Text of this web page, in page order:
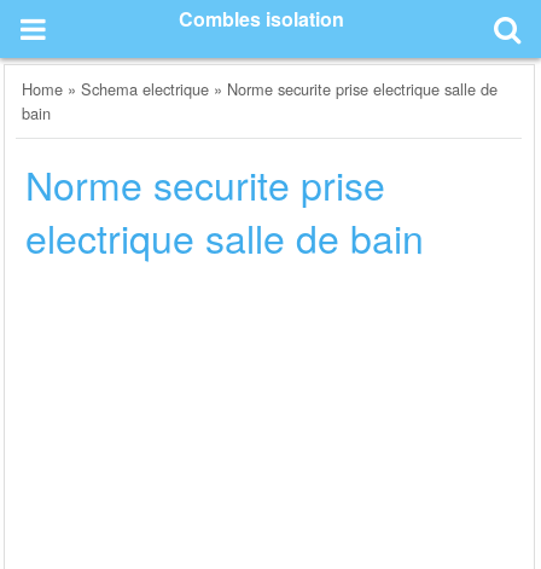
content
Combles isolation
Home »Schema electrique » Norme securite prise electrique salle de
bain
Norme securite prise
electrique salle de bain